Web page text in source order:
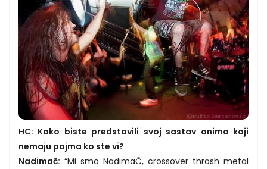
HC: Kako biste predstavili svoj sastav onima koji
nemaju pojma ko ste vi?
Nadimač: “Mi smo NadimaČ, crossover thrash metal